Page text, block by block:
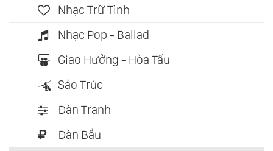
Nhạc Trữ Tình
Nhạc Pop - Ballad
Giao Hưởng - Hòa Tấu
Sáo Trúc
Đàn Tranh
Đàn Bầu